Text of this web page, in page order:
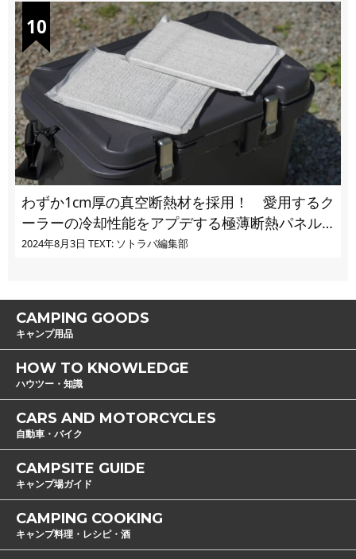
わずか1cm厚の真空断熱材を採用！ 愛用するク
ーラーの冷却性能をアプデする極薄断熱パネル
の実力とは
2024年8月3日 TEXT: ソトラバ編集部
CAMPING GOODS
キャンプ用品
HOW TO KNOWLEDGE
ハウツー・知識
CARS AND MOTORCYCLES
自動車・バイク
CAMPSITE GUIDE
キャンプ場ガイド
CAMPING COOKING
キャンプ料理・レシピ・酒